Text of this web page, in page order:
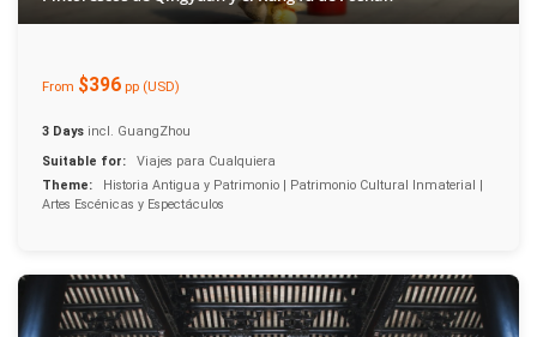
From $396 pp (USD)
3 Days incl. GuangZhou
Suitable for:
Viajes para Cualquiera
Theme:
Historia Antigua y Patrimonio | Patrimonio Cultural Inmaterial |
Artes Escénicas y Espectáculos